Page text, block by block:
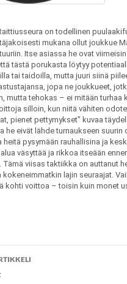
on todellinen
mukana ollut joukkue
Itse asiassa he ovat
tästä porukasta löytyy
tai taidoilla, mutta juuri siinä
jopa ne joukkueet,
mutta tehokas – ei mitään
silloin, kun niitä vähiten
pienet pettymykset" kuvaa
he eivät lähde turnaukseen
heitä pysymään rauhallisina ja
väsyttää ja rikkoa itseään
Tämä viisas taktiikka on auttanut
kokeneimmatkin lajin seuraajat.
kohti voittoa – toisin kuin monet